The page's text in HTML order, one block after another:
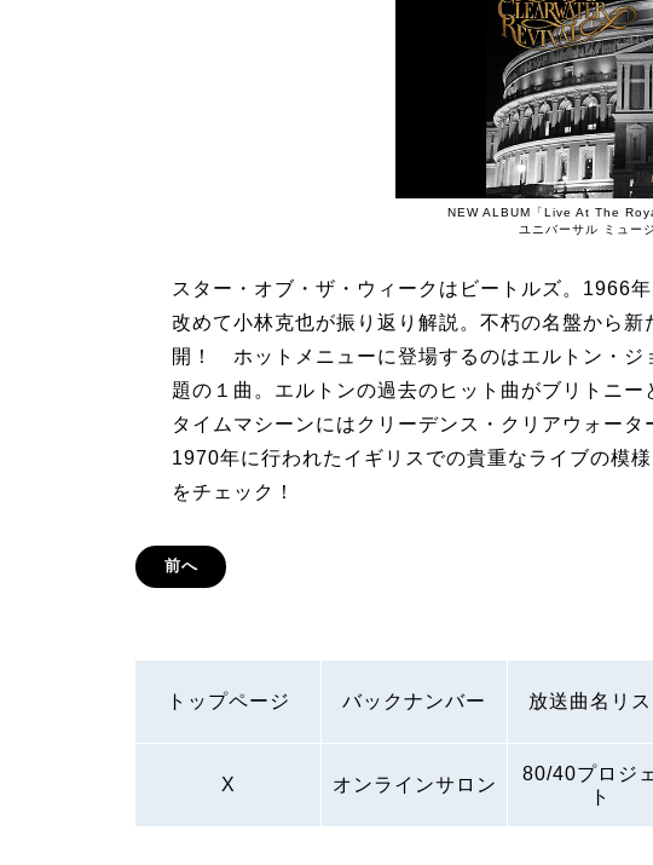
NEW ALBUM「Live At The
ユニバーサル ミュー
スター・オブ・ザ・ウィークはビートルズ。1966
改めて小林克也が振り返り解説。不朽の名盤から
開！ ホットメニューに登場するのはエルトン・ジ
題の１曲。エルトンの過去のヒット曲がブリトニ
タイムマシーンにはクリーデンス・クリアウォータ
1970年に行われたイギリスでの貴重なライブの模
をチェック！
前へ
トップページ バックナンバー 放送曲名リス
X オンラインサロン
80/40プロジ
ト